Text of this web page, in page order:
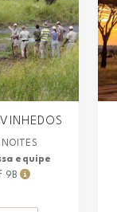
equipe
9B